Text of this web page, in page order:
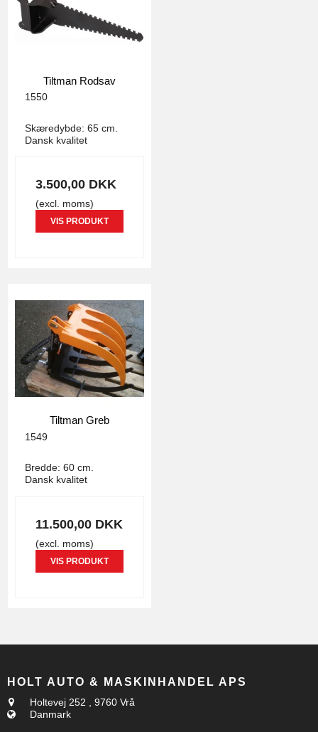
Tiltman Rodsav
1550
Skæredybde: 65 cm.
Dansk kvalitet
3.500,00 DKK
(excl. moms)
VIS PRODUKT
Tiltman Greb
1549
Bredde: 60 cm.
Dansk kvalitet
11.500,00 DKK
(excl. moms)
VIS PRODUKT
HOLT AUTO & MASKINHANDEL APS
Holtevej 252
9760 Vrå
Danmark